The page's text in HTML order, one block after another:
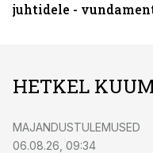
juhtidele -
HETKEL
MAJANDUSTULEMUSED
06.08.26, 09:34